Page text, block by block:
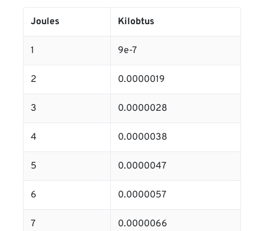
Joules Kilobtus
1 9e-7
2 0.0000019
3 0.0000028
4 0.0000038
5 0.0000047
6 0.0000057
7 0.0000066